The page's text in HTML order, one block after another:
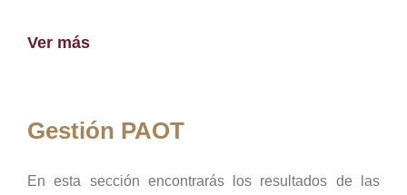
Ver más
Gestión PAOT
En esta sección encontrarás los resultados de las